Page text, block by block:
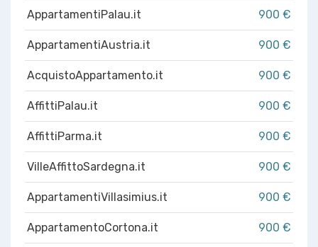
AppartamentiPalau.it 900 €
AppartamentiAustria.it 900 €
AcquistoAppartamento.it 900 €
AffittiPalau.it 900 €
AffittiParma.it 900 €
VilleAffittoSardegna.it 900 €
AppartamentiVillasimius.it 900 €
AppartamentoCortona.it 900 €